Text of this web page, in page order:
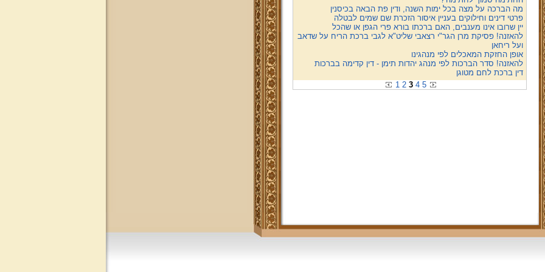
מה הברכה על מצה בכל ימות השנה, ודין פת הבאה בכיסנין
פרטי דינים וחילוקים בעניין איסור הזכרת שם שמים לבטלה
יין שרובו אינו מענבים, האם ברכתו בורא פרי הגפן או שהכל
להאזנה! פסיקת מרן הגר"י רצאבי שליט"א לגבי ברכת הריח על שדאב
ועל ריחאן
אופן החזקת המאכלים לפי מנהגינו
להאזנה! סדר הברכות לפי מנהג יהדות תימן - דין קדימה בברכות
דין ברכת לחם מטוגן
1 2 3 4 5